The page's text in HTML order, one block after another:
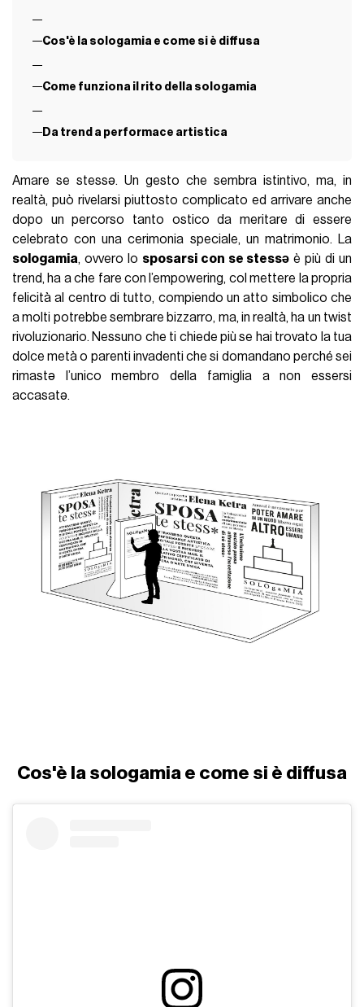
Cos'è la sologamia e come si è diffusa
Come funziona il rito della sologamia
Da trend a performace artistica
Amare se stessə. Un gesto che sembra istintivo, ma, in
realtà, può rivelarsi piuttosto complicato ed arrivare anche
dopo un percorso tanto ostico da meritare di essere
celebrato con una cerimonia speciale, un matrimonio. La
sologamia, ovvero lo sposarsi con se stessə è più di un
trend, ha a che fare con l’empowering, col mettere la propria
felicità al centro di tutto, compiendo un atto simbolico che
a molti potrebbe sembrare bizzarro, ma, in realtà, ha un twist
rivoluzionario. Nessuno che ti chiede più se hai trovato la tua
dolce metà o parenti invadenti che si domandano perché sei
rimastə l’unico membro della famiglia a non essersi
accasatə.
Cos'è la sologamia e come si è diffusa